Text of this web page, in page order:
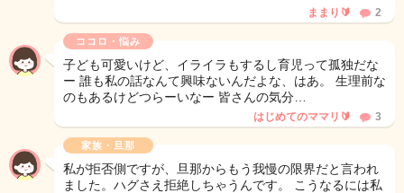
ままり🔰 2
ココロ・悩み
子ども可愛いけど、イライラもするし育児って孤独だな
ー 誰も私の話なんて興味ないんだよな、はあ。 生理前な
のもあるけどつらーいなー 皆さんの気分…
はじめてのママリ🔰 3
家族・旦那
私が拒否側ですが、旦那からもう我慢の限界だと言われ
ました。ハグさえ拒絶しちゃうんです。 こうなるには私